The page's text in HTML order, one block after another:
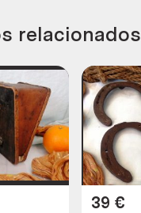
relacionados
39 €